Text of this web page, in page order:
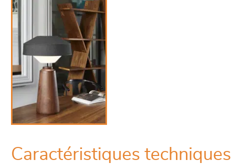
Caractéristiques techniques